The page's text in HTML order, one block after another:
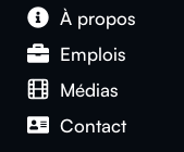
À propos
Emplois
Médias
Contact